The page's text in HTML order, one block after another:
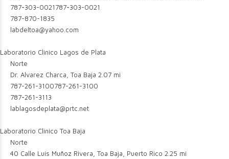
787-303-0021787-303-0021
787-870-1835
labdeltoa@yahoo.com
Laboratorio Clinico Lagos de Plata
Norte
Dr. Alvarez Charca, Toa Baja 2.07 mi
787-261-3100787-261-3100
787-261-3113
lablagosdeplata@prtc.net
Laboratorio Clinico Toa Baja
Norte
40 Calle Luis Muñoz Rivera, Toa Baja, Puerto Rico 2.25 mi